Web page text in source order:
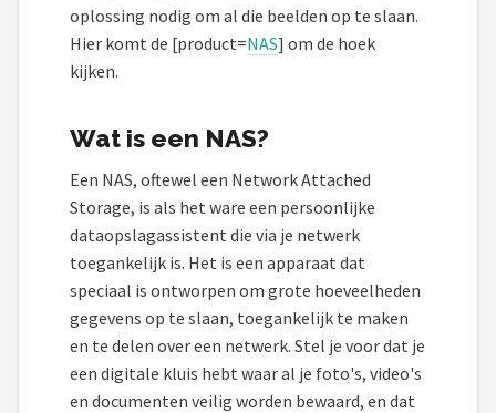
oplossing nodig om al die beelden op te slaan.
Hier komt de [product=NAS] om de hoek
kijken.
Wat is een NAS?
Een NAS, oftewel een Network Attached
Storage, is als het ware een persoonlijke
dataopslagassistent die via je netwerk
toegankelijk is. Het is een apparaat dat
speciaal is ontworpen om grote hoeveelheden
gegevens op te slaan, toegankelijk te maken
en te delen over een netwerk. Stel je voor dat je
een digitale kluis hebt waar al je foto's, video's
en documenten veilig worden bewaard, en dat